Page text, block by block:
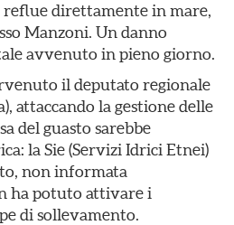
reflue direttamente in mare,
Manzoni. Un danno
avvenuto in pieno giorno.
il deputato regionale
attaccando la gestione delle
del guasto sarebbe
la Sie (Servizi Idrici Etnei)
non informata
ha potuto attivare i
di sollevamento.